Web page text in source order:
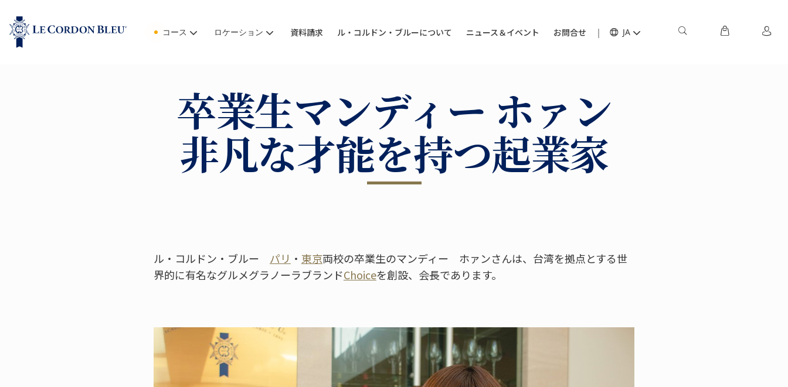
コース ロケーション 資料請求 ル・コルドン・ブルーについて ニュース＆イベント お問合せ JA
卒業生マンディー ホァン
非凡な才能を持つ起業家
ル・コルドン・ブルー パリ ・ 東京両校の卒業生のマンディー ホァンさんは、台湾を拠点とする世
界的に有名なグルメグラノーラブランドChoiceを創設、会長であります。